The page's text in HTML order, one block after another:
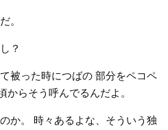
。
？
被った時につばの 部分をペコペ
からそう呼んでるんだよ。
か。 時々あるよな、そういう独